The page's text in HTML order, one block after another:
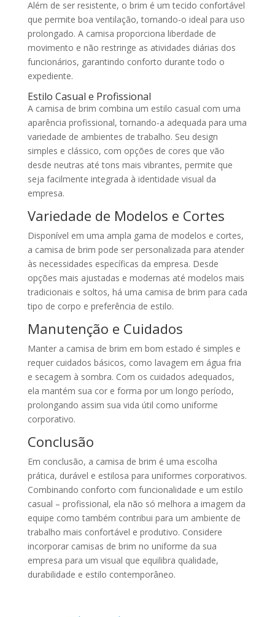
Além de ser resistente, o brim é um tecido confortável
que permite boa ventilação, tornando-o ideal para uso
prolongado. A camisa proporciona liberdade de
movimento e não restringe as atividades diárias dos
funcionários, garantindo conforto durante todo o
expediente.
Estilo Casual e Profissional
A camisa de brim combina um estilo casual com uma
aparência profissional, tornando-a adequada para uma
variedade de ambientes de trabalho. Seu design
simples e clássico, com opções de cores que vão
desde neutras até tons mais vibrantes, permite que
seja facilmente integrada à identidade visual da
empresa.
Variedade de Modelos e Cortes
Disponível em uma ampla gama de modelos e cortes,
a camisa de brim pode ser personalizada para atender
às necessidades específicas da empresa. Desde
opções mais ajustadas e modernas até modelos mais
tradicionais e soltos, há uma camisa de brim para cada
tipo de corpo e preferência de estilo.
Manutenção e Cuidados
Manter a camisa de brim em bom estado é simples e
requer cuidados básicos, como lavagem em água fria
e secagem à sombra. Com os cuidados adequados,
ela mantém sua cor e forma por um longo período,
prolongando assim sua vida útil como uniforme
corporativo.
Conclusão
Em conclusão, a camisa de brim é uma escolha
prática, durável e estilosa para uniformes corporativos.
Combinando conforto com funcionalidade e um estilo
casual – profissional, ela não só melhora a imagem da
equipe como também contribui para um ambiente de
trabalho mais confortável e produtivo. Considere
incorporar camisas de brim no uniforme da sua
empresa para um visual que equilibra qualidade,
durabilidade e estilo contemporâneo.